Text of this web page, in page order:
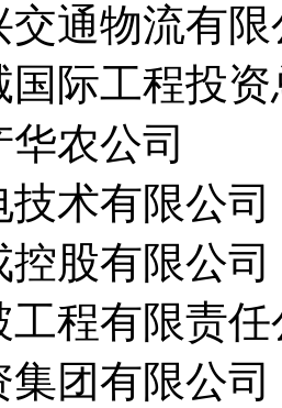
交通物流有限
国际工程投资
农公司
技术有限公司
股有限公司
工程有限责任
团有限公司